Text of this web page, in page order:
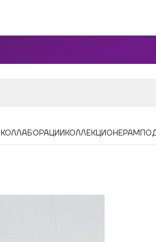
КОЛЛАБОРАЦИИ КОЛЛЕКЦИОНЕРАМ